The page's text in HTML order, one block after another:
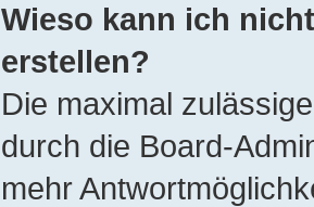
Wieso kann ich
erstellen?
Die maximal
durch die Board-
mehr